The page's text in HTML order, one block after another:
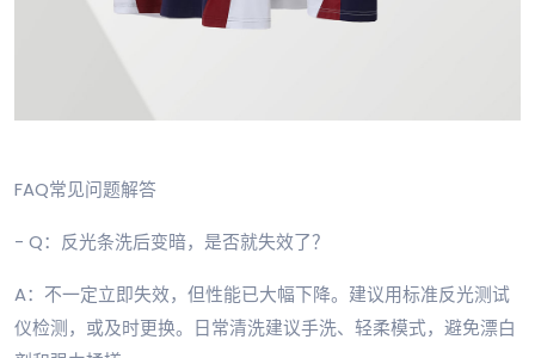
FAQ常见问题解答
- Q：反光条洗后变暗，是否就失效了？
A：不一定立即失效，但性能已大幅下降。建议用标准反光测试
仪检测，或及时更换。日常清洗建议手洗、轻柔模式，避免漂白